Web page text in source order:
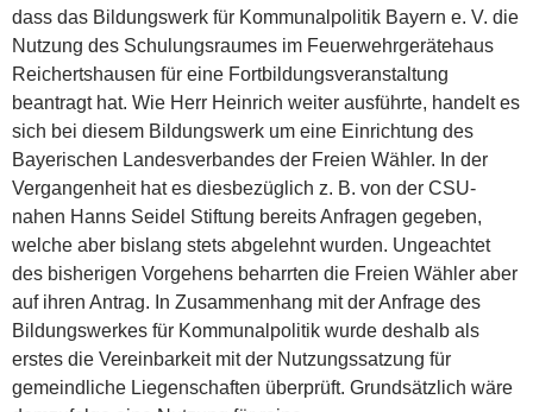
dass das Bildungswerk für Kommunalpolitik Bayern e. V. die
Nutzung des Schulungsraumes im Feuerwehrgerätehaus
Reichertshausen für eine Fortbildungsveranstaltung
beantragt hat. Wie Herr Heinrich weiter ausführte, handelt es
sich bei diesem Bildungswerk um eine Einrichtung des
Bayerischen Landesverbandes der Freien Wähler. In der
Vergangenheit hat es diesbezüglich z. B. von der CSU-
nahen Hanns Seidel Stiftung bereits Anfragen gegeben,
welche aber bislang stets abgelehnt wurden. Ungeachtet
des bisherigen Vorgehens beharrten die Freien Wähler aber
auf ihren Antrag. In Zusammenhang mit der Anfrage des
Bildungswerkes für Kommunalpolitik wurde deshalb als
erstes die Vereinbarkeit mit der Nutzungssatzung für
gemeindliche Liegenschaften überprüft. Grundsätzlich wäre